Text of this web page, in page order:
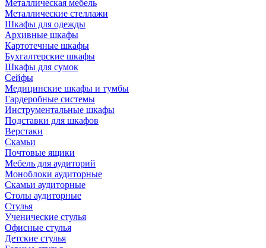
Металлическая мебель
Металлические стеллажи
Шкафы для одежды
Архивные шкафы
Картотечные шкафы
Бухгалтерские шкафы
Шкафы для сумок
Сейфы
Медицинские шкафы и тумбы
Гардеробные системы
Инструментальные шкафы
Подставки для шкафов
Верстаки
Скамьи
Почтовые ящики
Мебель для аудиторий
Моноблоки аудиторные
Скамьи аудиторные
Столы аудиторные
Стулья
Ученические стулья
Офисные стулья
Детские стулья